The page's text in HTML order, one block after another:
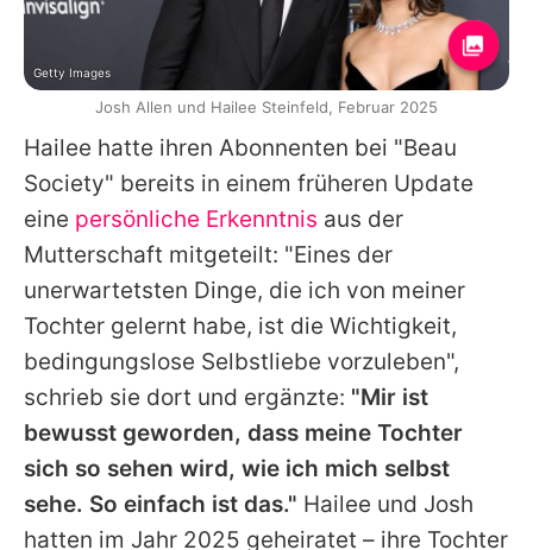
Hailee hatte ihren Abonnenten bei "Beau
Society" bereits in einem früheren Update
eine persönliche Erkenntnis aus der
Mutterschaft mitgeteilt: "Eines der
unerwartetsten Dinge, die ich von meiner
Tochter gelernt habe, ist die Wichtigkeit,
bedingungslose Selbstliebe vorzuleben",
schrieb sie dort und ergänzte: "Mir ist
bewusst geworden, dass meine Tochter
sich so sehen wird, wie ich mich selbst
sehe. So einfach ist das." Hailee und Josh
hatten im Jahr 2025 geheiratet – ihre Tochter
Getty Images
Josh Allen und Hailee Steinfeld, Februar 2025